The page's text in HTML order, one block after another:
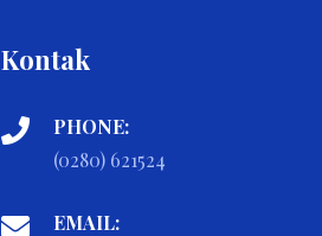
Kontak
PHONE:
(0280) 621524
EMAIL: